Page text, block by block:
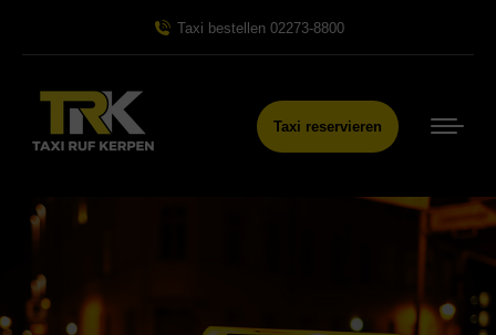
Taxi bestellen 02273-8800
Taxi reservieren